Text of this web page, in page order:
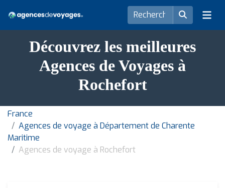
Découvrez les meilleures
Agences de Voyages à
Rochefort
France
Agences de voyage à Département de Charente
Maritime
Agences de voyage à Rochefort